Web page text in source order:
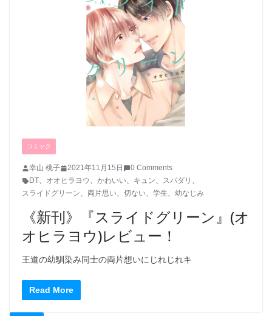
コミック
幸山 桃子 2021年11月15日
0 Comments
DT、 オオヒラヨウ、 かわいい、 キュン、 スパダリ 、
スライドグリーン、 両片思い、 切ない、 学生、 幼なじみ
《新刊》『スライドグリーン』(オ
オヒラヨウ)レビュー！
王道の幼馴染み同士の両片想いにじれじれキ
Read More